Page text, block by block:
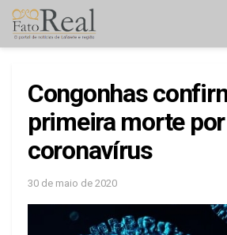
Congonhas
primeira morte por
coronavírus
30 de maio de 2020